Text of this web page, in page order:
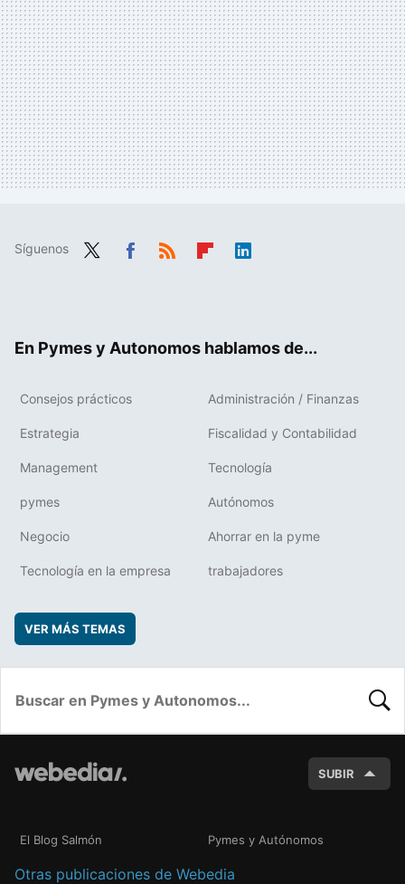
Síguenos
En Pymes y Autonomos hablamos de...
Consejos prácticos Administración / Finanzas
Estrategia Fiscalidad y Contabilidad
Management Tecnología
pymes Autónomos
Negocio Ahorrar en la pyme
Tecnología en la empresa trabajadores
VER MÁS TEMAS
SUBIR
El Blog Salmón Pymes y Autónomos
Otras publicaciones de Webedia